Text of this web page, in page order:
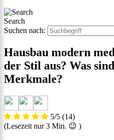
Search
Suchen nach:
Hausbau modern
der Stil aus? Was
Merkmale?
5/5 (14)
(Lesezeit nur 3 Min. 😉 )